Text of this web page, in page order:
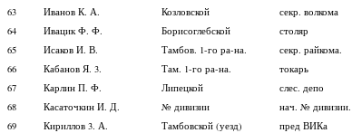
63
Иванов К. А. Козловской секр. волкома
64
Ивацик Ф. Ф. Борисоглебской столяр
65
Исаков И. В. Тамбов. 1-го ра-на. секр. райкома.
66
Кабанов Я. 3. Там. 1-го ра-на. токарь
67
Карлин П. Ф. Липецкой слес. депо
68
Касаточкин И. Д. № дивизии нач. № дивизии.
69
Кириллов 3. А. Тамбовской (уезд) пред ВИКа